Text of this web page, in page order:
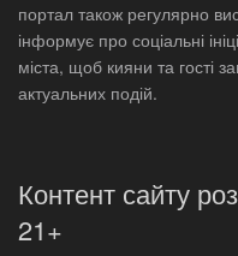
портал також регулярно
інформує про соціальні
міста, щоб кияни та гості
актуальних подій.
Контент сайту
21+